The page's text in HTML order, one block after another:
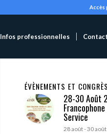
Accès
Infos professionnelles
ÉVÈNEMENTS ET CONGRÈS
28-30 Août
Service
28 août-30 août